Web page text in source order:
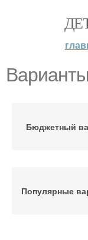
Бюджетный
Популярные